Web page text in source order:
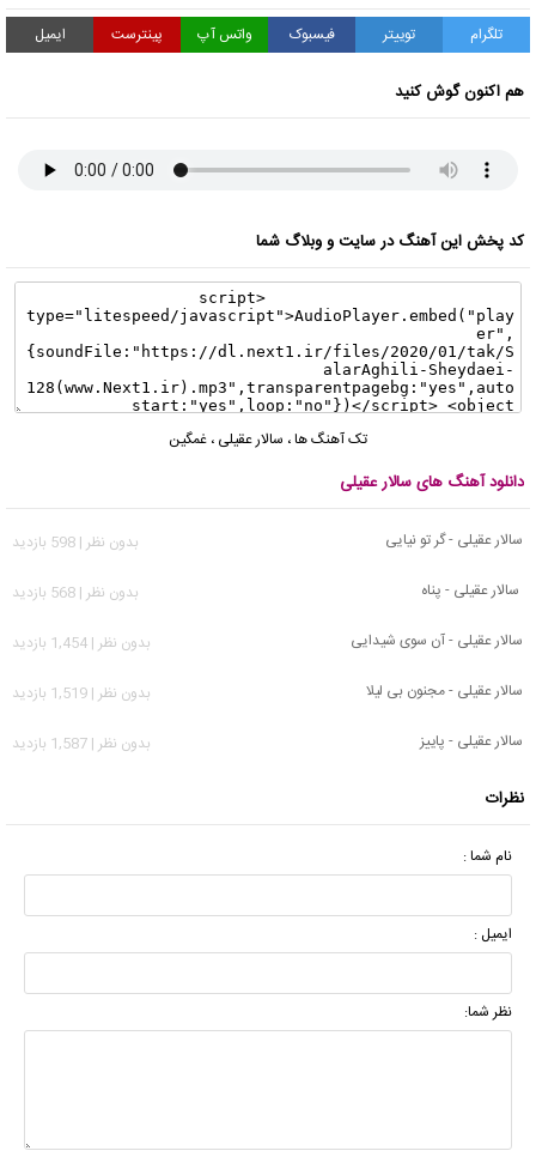
تلگرام توییتر فیسبوک واتس آپ پینترست ایمیل
هم اکنون گوش کنید
کد پخش این آهنگ در سایت و وبلاگ شما
تک آهنگ ها، سالار عقیلی ، غمگین
دانلود آهنگ های سالار عقیلی
سالار عقیلی - گر تو نیایی
بدون نظر | 598 بازدید
سالار عقیلی - پناه
بدون نظر | 568 بازدید
سالار عقیلی - آن سوی شیدایی
بدون نظر | 1,454 بازدید
سالار عقیلی - مجنون بی لیلا
بدون نظر | 1,519 بازدید
سالار عقیلی - پاییز
بدون نظر | 1,587 بازدید
نظرات
نام شما :
ایمیل :
نظر شما: